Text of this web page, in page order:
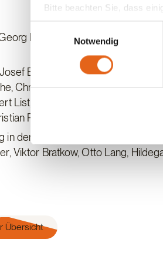
Bitte beachten Sie, dass
anderes Datenschutzniveau
Übereinstimmung mit den
Sie geben Einwilligung zu
Notwendig
Florian, Peter Klassen,
Buchner, Hans Drechsler-
Christian Haidlinger, Georg
List, Karl Loher, Armin Music,
Rotter, Steffen Schulze,
in den Ruhestand
Viktor Bratkow, Otto Lang,
Übersicht